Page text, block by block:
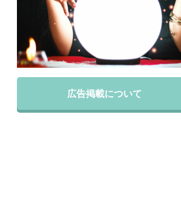
広告掲載について